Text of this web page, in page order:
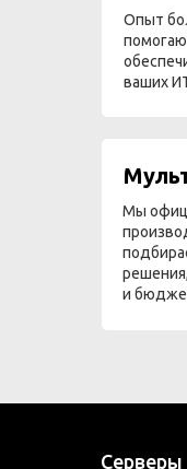
Опыт
ваших
Мы
и
Серверы